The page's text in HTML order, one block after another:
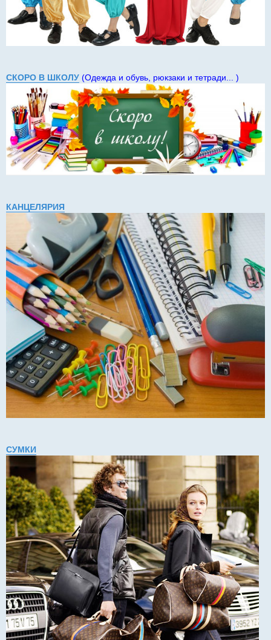
СКОРО В ШКОЛУ (Одежда и обувь, рюкзаки и тетради... )
КАНЦЕЛЯРИЯ
СУМКИ